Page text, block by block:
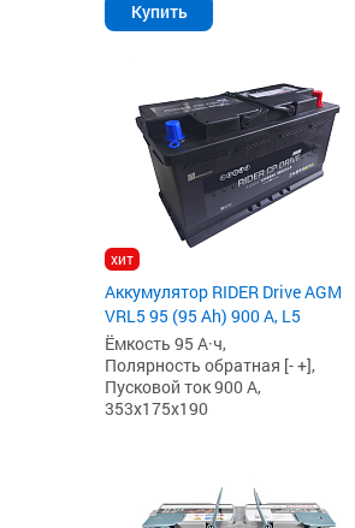
Купить
хит
Аккумулятор RIDER Drive AGM
VRL5 95 (95 Ah) 900 А, L5
Ёмкость 95 А·ч,
Полярность обратная [- +],
Пусковой ток 900 А,
353x175x190